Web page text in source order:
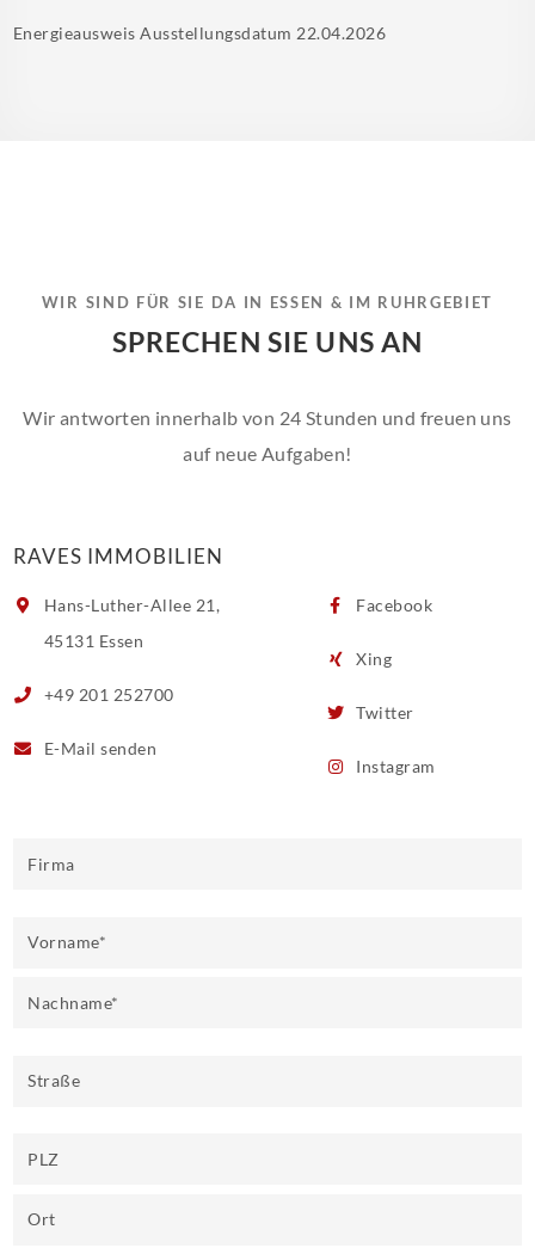
Energieausweis Ausstellungsdatum 22.04.2026
WIR SIND FÜR SIE DA IN ESSEN & IM RUHRGEBIET
SPRECHEN SIE UNS AN
Wir antworten innerhalb von 24 Stunden und freuen uns
auf neue Aufgaben!
RAVES IMMOBILIEN
Hans-Luther-Allee 21,
45131 Essen
+49 201 252700
E-Mailsenden
Facebook
Xing
Twitter
Instagram
Firma
Vorname*
Nachname*
Straße
PLZ
Ort